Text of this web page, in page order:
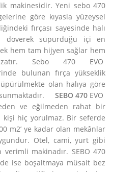
makinesidir. Yeni sebo 470
göre kıyasla yüzeysel
fırçası sayesinde halı
döverek süpürdüğü içi en
hem tam hijyen sağlar hem
Sebo 470 EVO
bulunan fırça yükseklik
olan halıya göre
SEBO 470 EVO
ve eğilmeden rahat bir
kişi hiç yorulmaz. Bir seferde
m2’ ye kadar olan mekânlar
Otel, cami, yurt gibi
makinadır. SEBO 470
ise boşaltmaya müsait bez